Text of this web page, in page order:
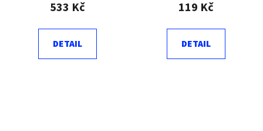
533 Kč
DETAIL
119 Kč
DETAIL